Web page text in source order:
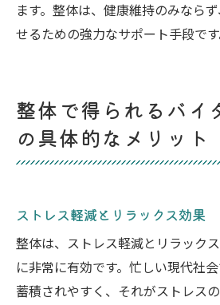
ます。整体は、健康維持のみなら
せるための強力なサポート手段です
整体で得られるバイ
の具体的なメリット
ストレス軽減とリラックス効果
整体は、ストレス軽減とリラック
に非常に有効です。忙しい現代社
蓄積されやすく、それがストレス